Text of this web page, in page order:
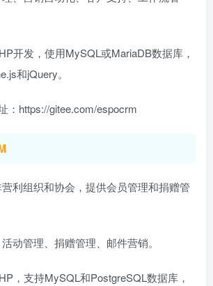
开发，使用MySQL或MariaDB数据库，
和jQuery。
：https://gitee.com/espocrm
利组织和协会，提供会员管理和捐赠管
动管理、捐赠管理、邮件营销。
，支持MySQL和PostgreSQL数据库，